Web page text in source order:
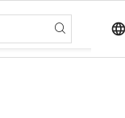
language